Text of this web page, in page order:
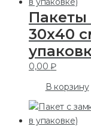
30х40
0,00₽
В корзину